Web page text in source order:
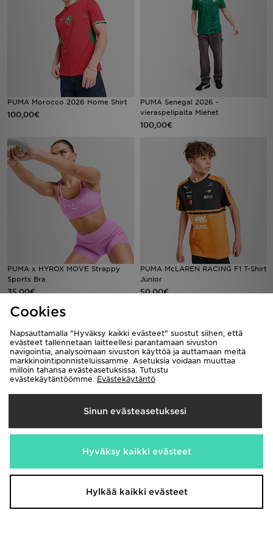
PUMA Morocco 2026 Home Shirt
100,00€
PUMA Senegal 2026 -
vieraspelipaita Miehet
100,00€
PUMA x HYROX MOVE Strappy
Sports Bra
35,00€
PUMA McLAREN RACING F1 T-Shirt
Junior
50,00€
PUMA Running Velocity Tank Top
PUMA Portugal 2026 Ronaldo #7
Home Shirt
Cookies
Napsauttamalla "Hyväksy kaikki evästeet" suostut siihen, että
evästeet tallennetaan laitteellesi parantamaan sivuston
navigointia, analysoimaan sivuston käyttöä ja auttamaan meitä
markkinointiponnisteluissamme. Asetuksia voidaan muuttaa
milloin tahansa evästeasetuksissa. Tutustu
evästekäytäntöömme. Evästekäytäntö
Sinun evästeasetuksesi
Hyväksy kaikki evästeet
Hylkää kaikki evästeet